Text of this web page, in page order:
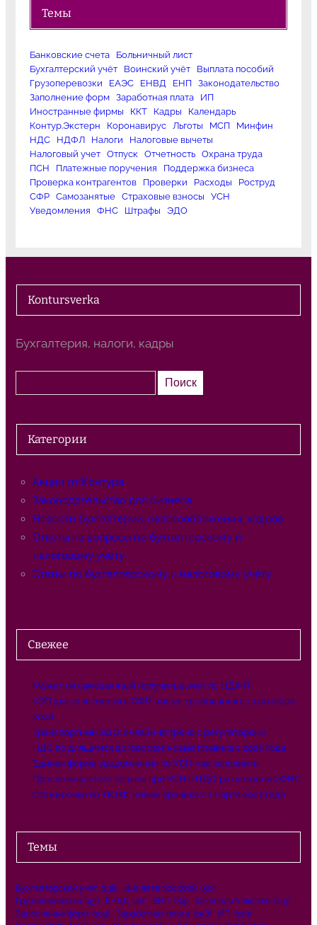
Темы
Банковские счета
Больничный лист
Бухгалтерский учёт
Воинский учёт
Выплата пособий
Грузоперевозки
ЕАЭС ЕНВД ЕНП
Законодательство
Заполнение форм
Заработная плата
ИП
Иностранные фирмы
ККТ Кадры
Календарь
Контур.Экстерн
Коронавирус Льготы МСП
Минфин
НДС
НДФЛ Налоги
Налоговые вычеты
Налоговый учет
Отпуск Отчетность
Охрана труда
ПСН
Платежные поручения
Поддержка бизнеса
Проверка контрагентов
Проверки Расходы
Роструд
СФР
Самозанятые Страховые взносы
УСН
Уведомления
ФНС Штрафы ЭДО
Kontursverka
Бухгалтерия, налоги, кадры
о
к
Поиск
Категории
Акции от Контура
Законодательство для бизнеса
Новости бухгалтерии, налогообложения, кадров
Ответы на вопросы по бухгалтерскому и
налоговому учёту
Статьи по бухгалтерскому и налоговому учёту
Свежее
Может ли самозанятый получить вычет по НДФЛ
КЭП для отчетности в СФР: новые требования с 1 сентября
2026
Транспортный ЭДО: онлайн-встреча с регуляторами
НДС по длящимся договорам: новые правила с 2026 года
Единая форма уведомления по УСН: как заполнить
Прослеживаемые товары при УСН с НДС: разъяснения ФНС
Стажировка по ТК РФ: новые правила с 1 марта 2027 года
Темы
Бухгалтерский учёт (138) Выплата пособий (50)
Грузоперевозки (45) ЕНВД (46) ЕНП (84) Законодательство (115)
Заполнение форм (109) Заработная плата (158) ИП (129)